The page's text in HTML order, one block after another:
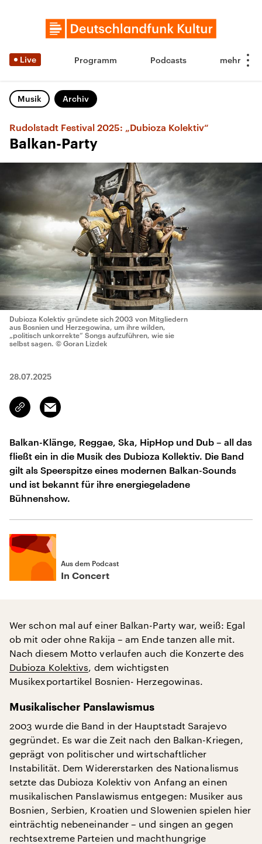
Live Programm Podcasts
Musik Archiv
Rudolstadt Festival 2025: „Dubioza Kolektiv“
Balkan-Party
Dubioza Kolektiv gründete sich 2003 von Mitgliedern
aus Bosnien und Herzegowina, um ihre wilden,
„politisch unkorrekte“ Songs aufzuführen, wie sie
selbst sagen. © Goran Lizdek
28.07.2025
Link
kopieren/teilen
Email
Balkan-Klänge, Reggae, Ska, HipHop und Dub – all das
fließt ein in die Musik des Dubioza Kollektiv. Die Band
gilt als Speerspitze eines modernen Balkan-Sounds
und ist bekannt für ihre energiegeladene
Bühnenshow.
Aus dem Podcast
In Concert
Wer schon mal auf einer Balkan-Party war, weiß: Egal
ob mit oder ohne Rakija – am Ende tanzen alle mit.
Nach diesem Motto verlaufen auch die Konzerte des
Dubioza Kolektivs, dem wichtigsten
Musikexportartikel Bosnien- Herzegowinas.
Musikalischer Panslawismus
2003 wurde die Band in der Hauptstadt Sarajevo
gegründet. Es war die Zeit nach den Balkan-Kriegen,
geprägt von politischer und wirtschaftlicher
Instabilität. Dem Widererstarken des Nationalismus
setzte das Dubioza Kolektiv von Anfang an einen
musikalischen Panslawismus entgegen: Musiker aus
Bosnien, Serbien, Kroatien und Slowenien spielen hier
einträchtig nebeneinander – und singen an gegen
rechtsextreme Parteien und machthungrige